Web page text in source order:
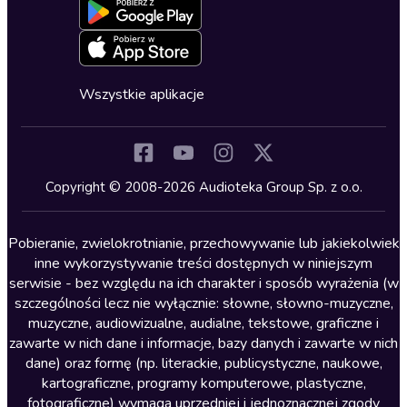
Kryminały
Lektury szkolne
Literatura anglojęzyczna
Literatura faktu
Literatura obyczajowa
Literatura piękna obca
Literatura piękna polska
Nagrania relaksacyjne
Deklaracja dostępności
Oferta dla firm i bibliotek
Blog
Zapowiedzi
Cykle audiobooków
Wszystkie aplikacje
Copyright © 2008-2026 Audioteka Group Sp. z o.o.
Pobieranie, zwielokrotnianie, przechowywanie lub jakiekolwiek
inne wykorzystywanie treści dostępnych w niniejszym
serwisie - bez względu na ich charakter i sposób wyrażenia (w
szczególności lecz nie wyłącznie: słowne, słowno-muzyczne,
muzyczne, audiowizualne, audialne, tekstowe, graficzne i
zawarte w nich dane i informacje, bazy danych i zawarte w nich
dane) oraz formę (np. literackie, publicystyczne, naukowe,
kartograficzne, programy komputerowe, plastyczne,